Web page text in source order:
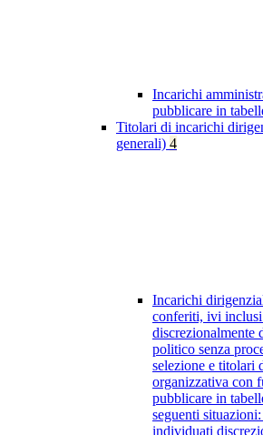
Incarichi
pubblicare in
Titolari di incarichi
generali) 4
Incarichi
conferiti, ivi
discrezionalmente
politico senza
selezione e titolari
organizzativa con
pubblicare in
seguenti
individuati